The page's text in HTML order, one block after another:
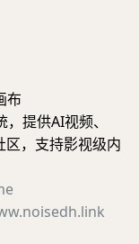
布
提供AI视频、
，支持影视级内